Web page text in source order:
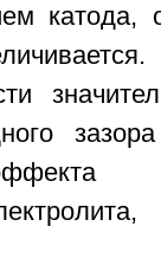
эффекта